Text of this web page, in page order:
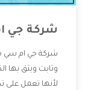
شركة جي
شركة جي ام سي
وثابت ويثق بها
لأنها تعمل على